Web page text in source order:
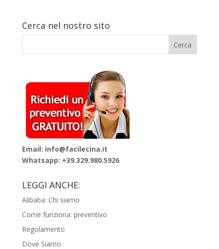
Cerca nel nostro sito
Email: info@facilecina.it
Whatsapp: +39.329.980.5926
LEGGI ANCHE:
Alibaba: Chi siamo
Come funziona: preventivo
Regolamento
Dove Siamo